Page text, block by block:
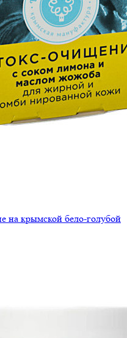
на крымской бело-голубой